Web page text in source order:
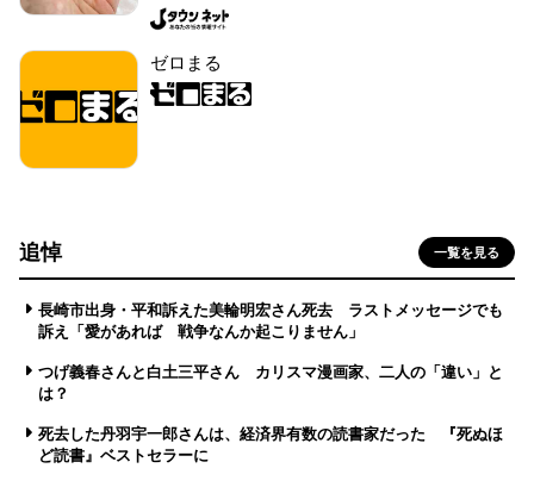
ゼロまる
追悼 一覧を見る
長崎市出身・平和訴えた美輪明宏さん死去 ラストメッセージでも
訴え「愛があれば 戦争なんか起こりません」
つげ義春さんと白土三平さん カリスマ漫画家、二人の「違い」と
は？
死去した丹羽宇一郎さんは、経済界有数の読書家だった 『死ぬほ
ど読書』ベストセラーに